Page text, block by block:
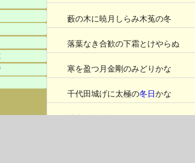
藪の木に暁月しらみ木菟の冬
落葉なき合歓の下霜とけやらぬ
寒を盈つ月金剛のみどりかな
千代田城げに太極の冬日 かな